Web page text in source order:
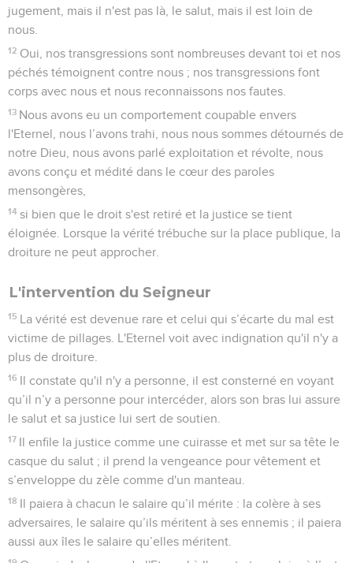
jugement, mais il n'est pas là, le salut, mais il est loin de
nous.
12 Oui, nos transgressions sont nombreuses devant toi et nos
péchés témoignent contre nous ; nos transgressions font
corps avec nous et nous reconnaissons nos fautes.
13 Nous avons eu un comportement coupable envers
l'Eternel, nous l’avons trahi, nous nous sommes détournés de
notre Dieu, nous avons parlé exploitation et révolte, nous
avons conçu et médité dans le cœur des paroles
mensongères,
14 si bien que le droit s'est retiré et la justice se tient
éloignée. Lorsque la vérité trébuche sur la place publique, la
droiture ne peut approcher.
L'intervention du Seigneur
15 La vérité est devenue rare et celui qui s’écarte du mal est
victime de pillages. L'Eternel voit avec indignation qu'il n'y a
plus de droiture.
16 Il constate qu'il n'y a personne, il est consterné en voyant
qu’il n’y a personne pour intercéder, alors son bras lui assure
le salut et sa justice lui sert de soutien.
17 Il enfile la justice comme une cuirasse et met sur sa tête le
casque du salut ; il prend la vengeance pour vêtement et
s’enveloppe du zèle comme d'un manteau.
18 Il paiera à chacun le salaire qu’il mérite : la colère à ses
adversaires, le salaire qu’ils méritent à ses ennemis ; il paiera
aussi aux îles le salaire qu’elles méritent.